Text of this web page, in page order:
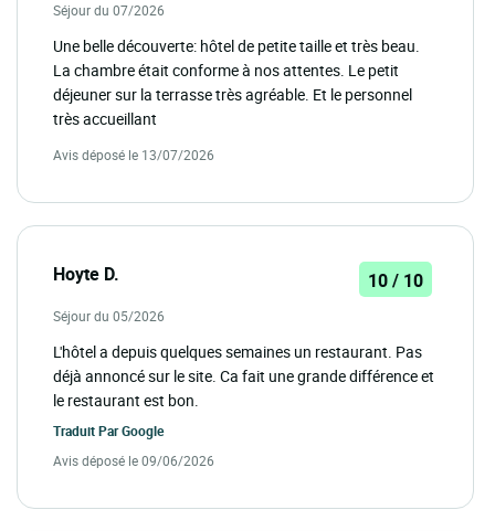
Séjour du 07/2026
Une belle découverte: hôtel de petite taille et très beau.
La chambre était conforme à nos attentes. Le petit
déjeuner sur la terrasse très agréable. Et le personnel
très accueillant
Avis déposé le 13/07/2026
Hoyte D. 10 / 10
Séjour du 05/2026
L'hôtel a depuis quelques semaines un restaurant. Pas
déjà annoncé sur le site. Ca fait une grande différence et
le restaurant est bon.
Traduit ParGoogle
Avis déposé le 09/06/2026